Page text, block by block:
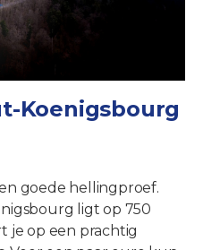
Koenigsbourg
goede hellingproef.
ligt op 750
je op een prachtig